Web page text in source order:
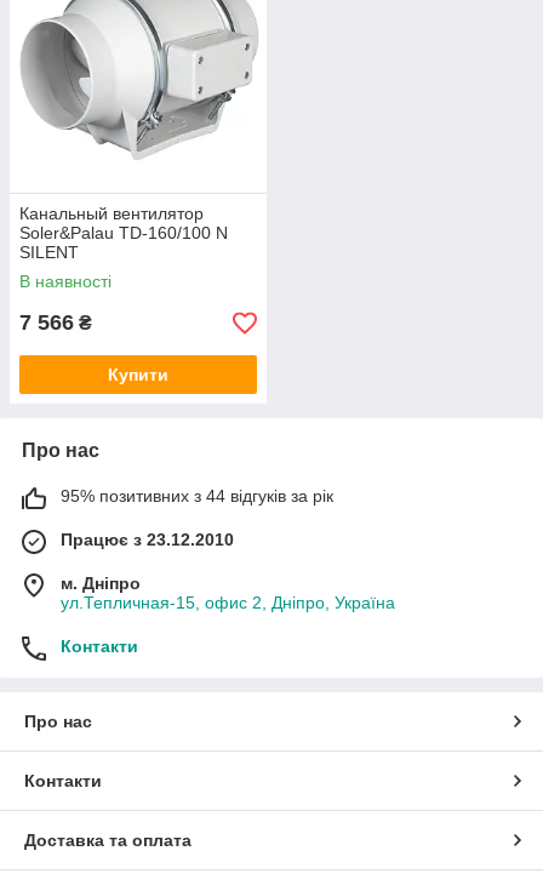
Канальный вентилятор
Soler&Palau TD-160/100 N
SILENT
В наявності
7 566 ₴
Купити
Про нас
95% позитивних з 44 відгуків за рік
Працює з 23.12.2010
м. Дніпро
ул.Тепличная-15, офис 2, Дніпро, Україна
Контакти
Про нас
Контакти
Доставка та оплата